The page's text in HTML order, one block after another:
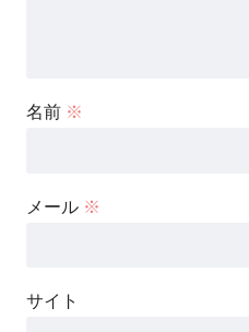
名前 ※
メール ※
サイト